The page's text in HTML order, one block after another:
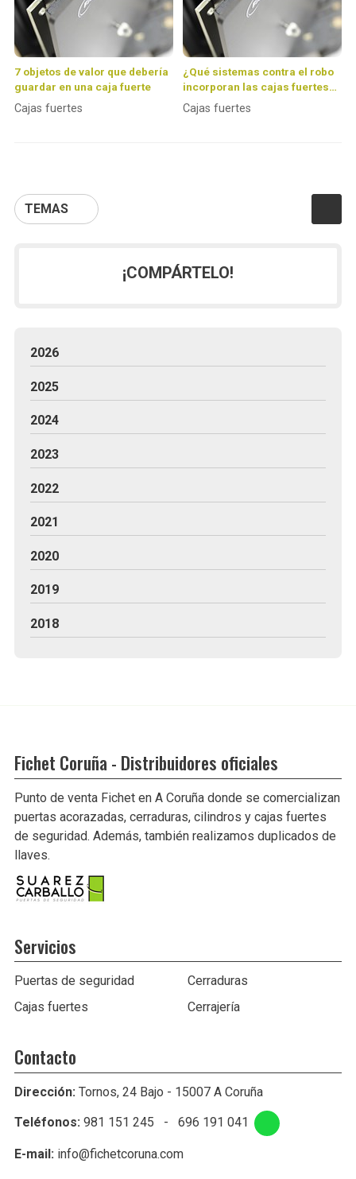
TEMAS
7 objetos de valor que debería
guardar en una caja fuerte
Cajas fuertes
¿Qué sistemas contra el robo
incorporan las cajas fuertes
de Fichet?
Cajas fuertes
¡COMPÁRTELO!
2026
2025
2024
2023
2022
2021
2020
2019
2018
Fichet Coruña - Distribuidores oficiales
Punto de venta Fichet en A Coruña donde se comercializan
puertas acorazadas, cerraduras, cilindros y cajas fuertes
de seguridad. Además, también realizamos duplicados de
llaves.
Servicios
Puertas de seguridad
Cerraduras
Cajas fuertes
Cerrajería
Contacto
Dirección: Tornos, 24 Bajo - 15007 A Coruña
Teléfonos: 981 151 245 - 696 191 041
E-mail: info@fichetcoruna.com